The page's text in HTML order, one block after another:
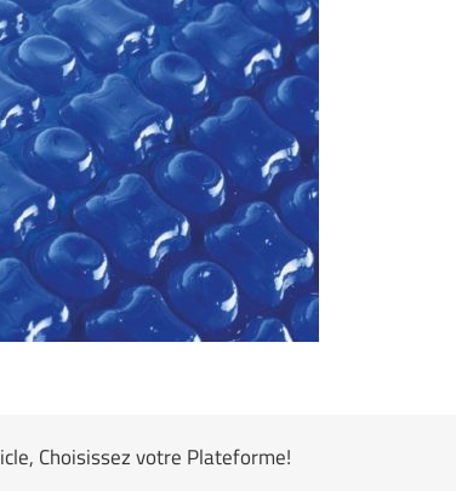
Choisissez votre Plateforme!